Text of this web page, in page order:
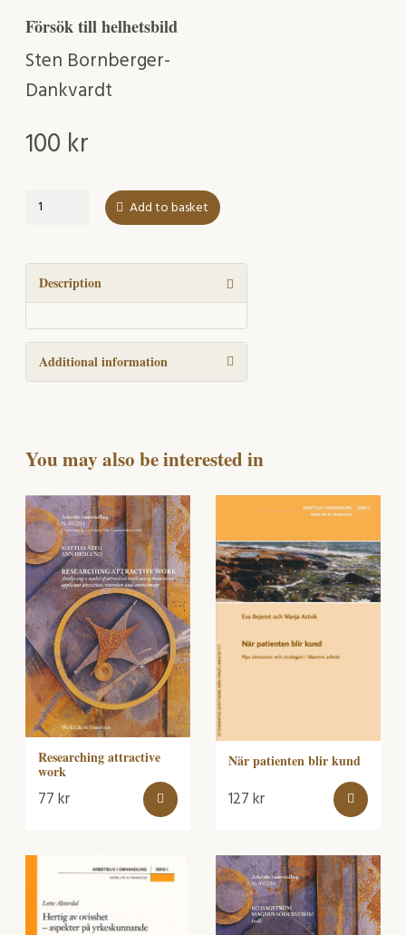
Försök till helhetsbild
Sten Bornberger-
Dankvardt
100 kr
Arbetsmiljö-
i
småföretag
-
försök
till
helhetsbild
quantity
Add to basket
Description
Additional information
You may also be interested in
Researching attractive
work
77kr
När patienten blir kund
127kr